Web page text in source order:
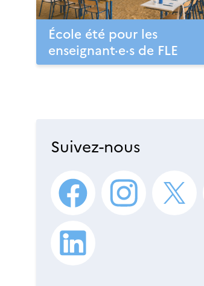
École été pour les
enseignant·e·s de FLE
Suivez-nous